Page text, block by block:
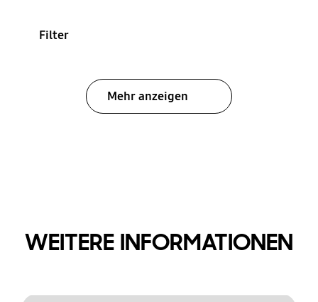
Filter
Mehr anzeigen
WEITERE INFORMATIONEN